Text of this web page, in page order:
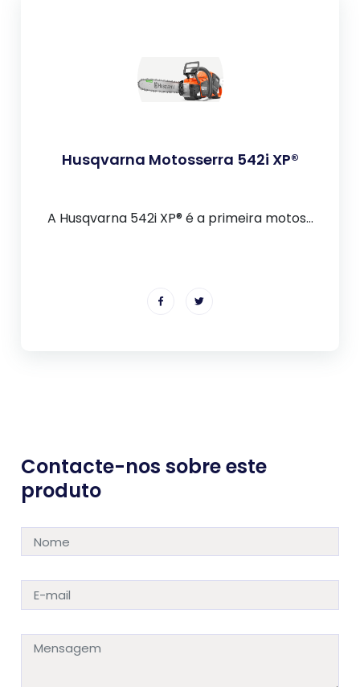
Husqvarna Motosserra 542i XP®
A Husqvarna 542i XP® é a primeira motos...
Contacte-nos sobre este
produto